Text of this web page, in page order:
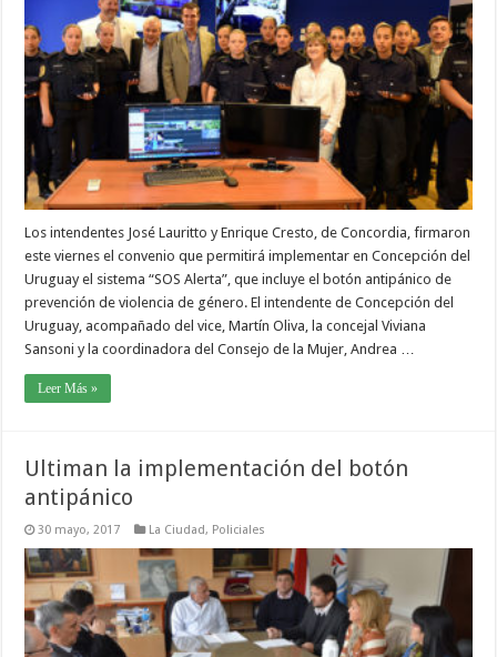
Los intendentes José Lauritto y Enrique Cresto, de Concordia, firmaron
este viernes el convenio que permitirá implementar en Concepción del
Uruguay el sistema “SOS Alerta”, que incluye el botón antipánico de
prevención de violencia de género. El intendente de Concepción del
Uruguay, acompañado del vice, Martín Oliva, la concejal Viviana
Sansoni y la coordinadora del Consejo de la Mujer, Andrea …
Leer Más »
Ultiman la implementación del botón
antipánico
30 mayo, 2017 La Ciudad, Policiales